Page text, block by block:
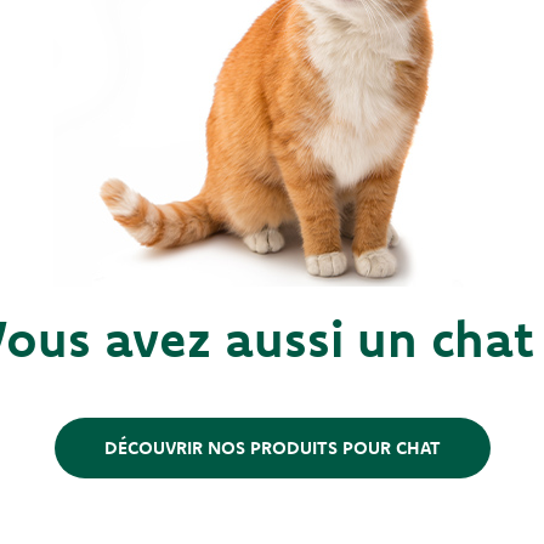
avez aussi un chat
DÉCOUVRIR NOS PRODUITS POUR CHAT